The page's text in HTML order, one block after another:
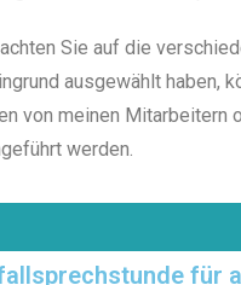
Sie auf die
ausgewählt haben,
von meinen Mitarbeitern
werden.
für